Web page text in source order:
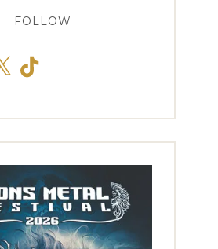
FOLLOW
TikTok